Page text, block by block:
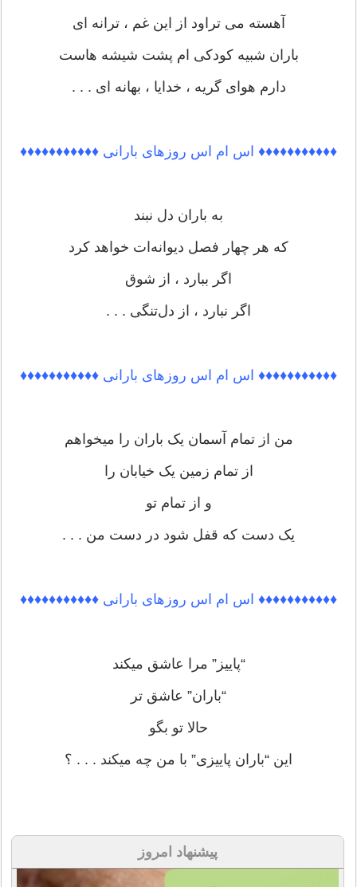
آهسته می تراود از این غم ، ترانه ای
باران شبیه کودکی ام پشت شیشه هاست
دارم هوای گریه ، خدایا ، بهانه ای . . .
♦♦♦♦♦♦♦♦♦♦♦ اس ام اس روزهای بارانی ♦♦♦♦♦♦♦♦♦♦♦
به باران دل نبند
که هر چهار فصل دیوانه‌ات خواهد کرد
اگر ببارد ، از شوق
اگر نبارد ، از دل‌تنگی . . .
♦♦♦♦♦♦♦♦♦♦♦ اس ام اس روزهای بارانی ♦♦♦♦♦♦♦♦♦♦♦
من از تمام آسمان یک باران را میخواهم
از تمام زمین یک خیابان را
و از تمام تو
یک دست که قفل شود در دست من . . .
♦♦♦♦♦♦♦♦♦♦♦ اس ام اس روزهای بارانی ♦♦♦♦♦♦♦♦♦♦♦
“پاییز” مرا عاشق میکند
“باران” عاشق تر
حالا تو بگو
این “باران پاییزی” با من چه میکند . . . ؟
پیشنهاد امروز